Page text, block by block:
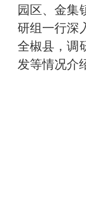
园区、金集
研组一行深
全椒县，调
发等情况介